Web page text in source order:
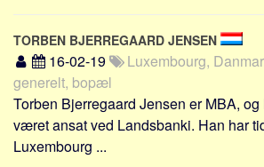
Praktisk
Alle
Meta
Dokumenttyper
Emner
Skribenter
TORBEN BJERREGAARD JENSEN
16-02-19
Luxembourg,
generelt, bopæl
Torben Bjerregaard Jensen er MBA,
været ansat ved Landsbanki. Han har
Luxembourg ...